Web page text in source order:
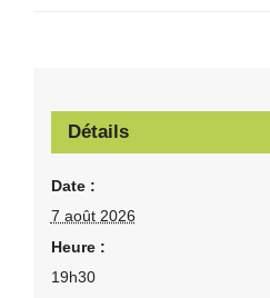
Détails
Date :
7 août 2026
Heure :
19h30